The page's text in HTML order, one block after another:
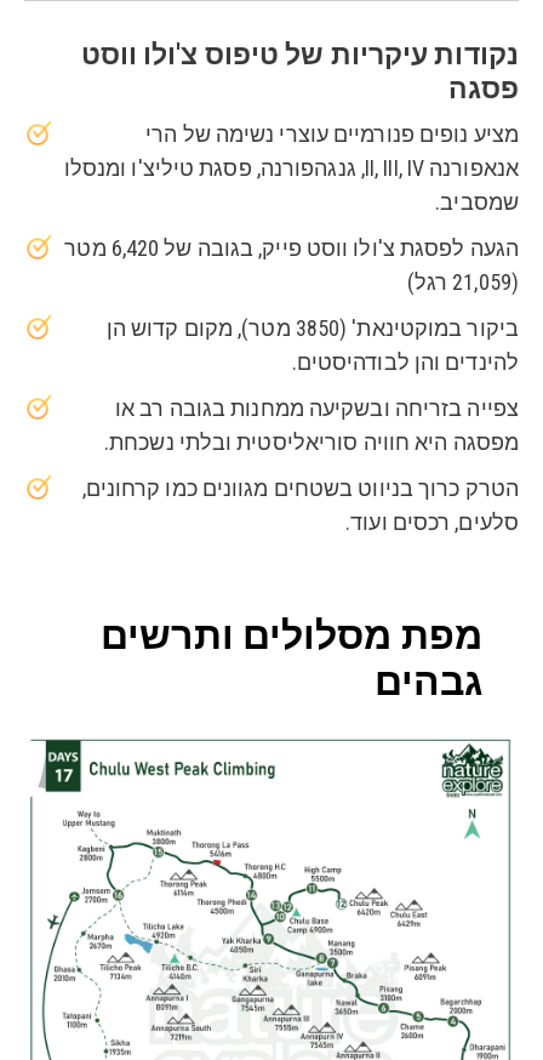
נקודות עיקריות של טיפוס צ'ולו ווסט
פסגה
מציע נופים פנורמיים עוצרי נשימה של הרי
אנאפורנה II, III, IV, גנגהפורנה, פסגת טיליצ'ו ומנסלו
שמסביב.
הגעה לפסגת צ'ולו ווסט פייק, בגובה של 6,420 מטר
(21,059 רגל)
ביקור במוקטינאת' (3850 מטר), מקום קדוש הן
להינדים והן לבודהיסטים.
צפייה בזריחה ובשקיעה ממחנות בגובה רב או
מפסגה היא חוויה סוריאליסטית ובלתי נשכחת.
הטרק כרוך בניווט בשטחים מגוונים כמו קרחונים,
סלעים, רכסים ועוד.
מפת מסלולים ותרשים
גבהים